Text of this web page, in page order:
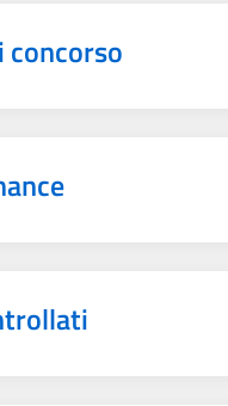
concorso